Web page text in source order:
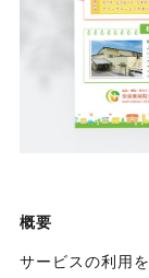
概要
サービスの利用